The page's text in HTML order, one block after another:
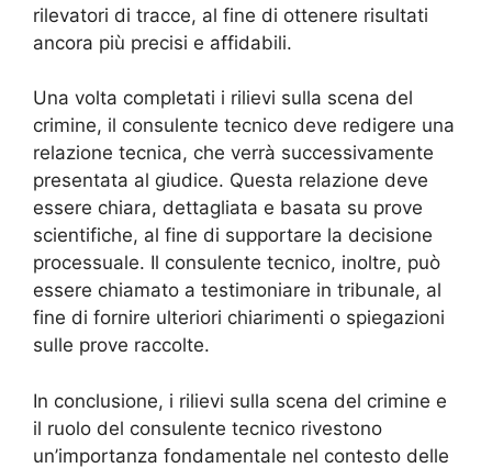
rilevatori di tracce, al fine di ottenere risultati
ancora più precisi e affidabili.
Una volta completati i rilievi sulla scena del
crimine, il consulente tecnico deve redigere una
relazione tecnica, che verrà successivamente
presentata al giudice. Questa relazione deve
essere chiara, dettagliata e basata su prove
scientifiche, al fine di supportare la decisione
processuale. Il consulente tecnico, inoltre, può
essere chiamato a testimoniare in tribunale, al
fine di fornire ulteriori chiarimenti o spiegazioni
sulle prove raccolte.
In conclusione, i rilievi sulla scena del crimine e
il ruolo del consulente tecnico rivestono
un’importanza fondamentale nel contesto delle